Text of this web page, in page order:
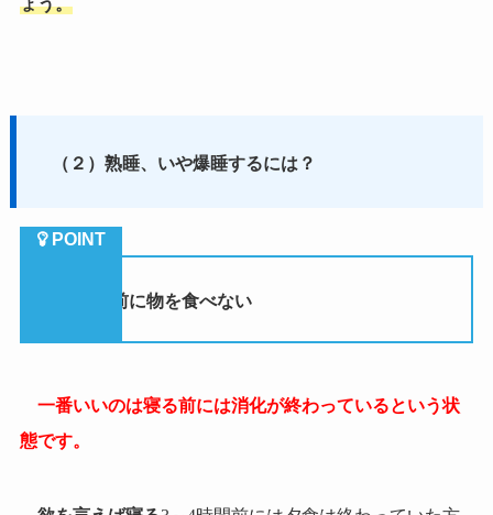
ょう。
（２）熟睡、いや爆睡するには？
寝る前に物を食べない
一番いいのは寝る前には消化が終わっているという状
態です。